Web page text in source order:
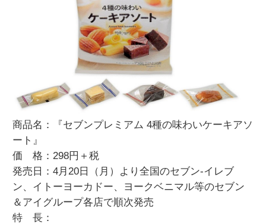
商品名：『セブンプレミアム 4種の味わいケーキアソ
ート』
価 格：298円＋税
発売日：4月20日（月）より全国のセブン‐イレブ
ン、イトーヨーカドー、ヨークベニマル等のセブン
＆アイグループ各店で順次発売
特 長：